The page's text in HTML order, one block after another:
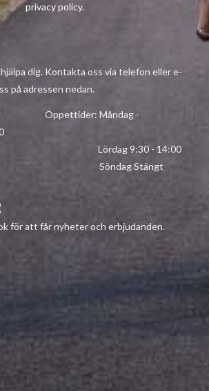
privacy policy.
dig. Kontakta oss via telefon eller e-
på adressen nedan.
Öppettider: Måndag -
Lördag 9:30 - 14:00
67 Söndag Stängt
för att får nyheter och erbjudanden.